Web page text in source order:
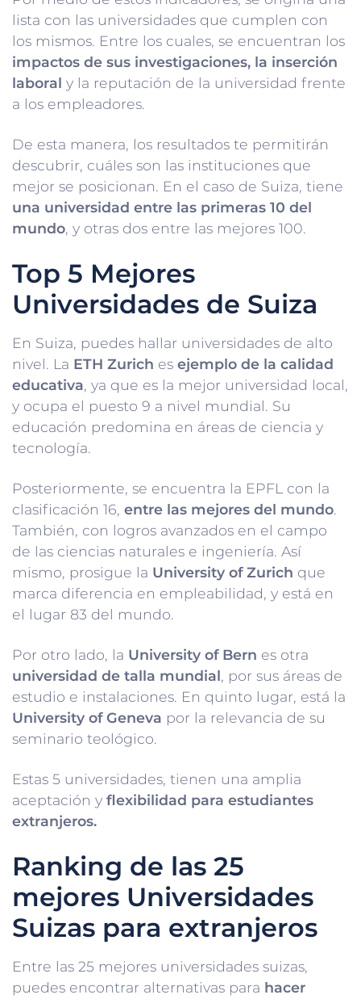
lista con las universidades que cumplen con
los mismos. Entre los cuales, se encuentran los
impactos de sus investigaciones, la inserción
laboral y la reputación de la universidad frente
a los empleadores.
De esta manera, los resultados te permitirán
descubrir, cuáles son las instituciones que
mejor se posicionan. En el caso de Suiza, tiene
una universidad entre las primeras 10 del
mundo, y otras dos entre las mejores 100.
Top 5 Mejores
Universidades de Suiza
En Suiza, puedes hallar universidades de alto
nivel. La ETH Zurich es ejemplo de la calidad
educativa, ya que es la mejor universidad local,
y ocupa el puesto 9 a nivel mundial. Su
educación predomina en áreas de ciencia y
tecnología.
Posteriormente, se encuentra la EPFL con la
clasificación 16, entre las mejores del mundo.
También, con logros avanzados en el campo
de las ciencias naturales e ingeniería. Así
mismo, prosigue la University of Zurich que
marca diferencia en empleabilidad, y está en
el lugar 83 del mundo.
Por otro lado, la University of Bern es otra
universidad de talla mundial, por sus áreas de
estudio e instalaciones. En quinto lugar, está la
University of Geneva por la relevancia de su
seminario teológico.
Estas 5 universidades, tienen una amplia
aceptación y flexibilidad para estudiantes
extranjeros.
Ranking de las 25
mejores Universidades
Suizas para extranjeros
Entre las 25 mejores universidades suizas,
puedes encontrar alternativas para hacer